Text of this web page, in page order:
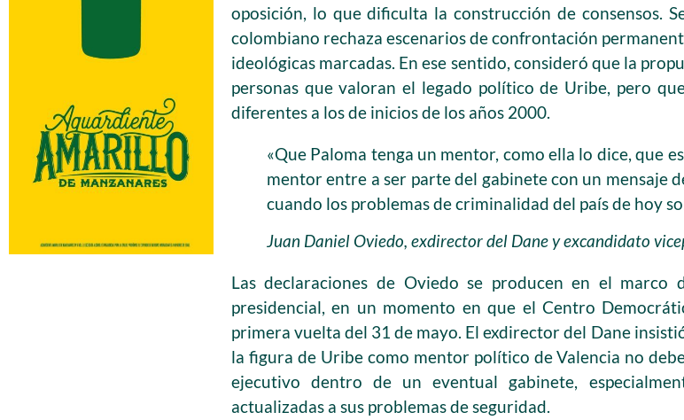
oposición, lo que dificulta la construcción de consensos.
colombiano rechaza escenarios de confrontación
ideológicas marcadas. En ese sentido, consideró que la
personas que valoran el legado político de Uribe, pero
diferentes a los de inicios de los años 2000.
«Que Paloma tenga un mentor, como ella lo dice, que
mentor entre a ser parte del gabinete con un mensaje
cuando los problemas de criminalidad del país de hoy
Juan Daniel Oviedo, exdirector del Dane y excandidato
Las declaraciones de Oviedo se producen en el marco
presidencial, en un momento en que el Centro
primera vuelta del 31 de mayo. El exdirector del Dane
la figura de Uribe como mentor político de Valencia no
ejecutivo dentro de un eventual gabinete,
actualizadas a sus problemas de seguridad.